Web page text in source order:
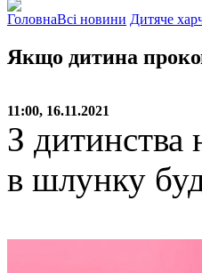
ГоловнаВсі новини Дитяче
Якщо дитина
11:00, 16.11.2021
З
в шлунку